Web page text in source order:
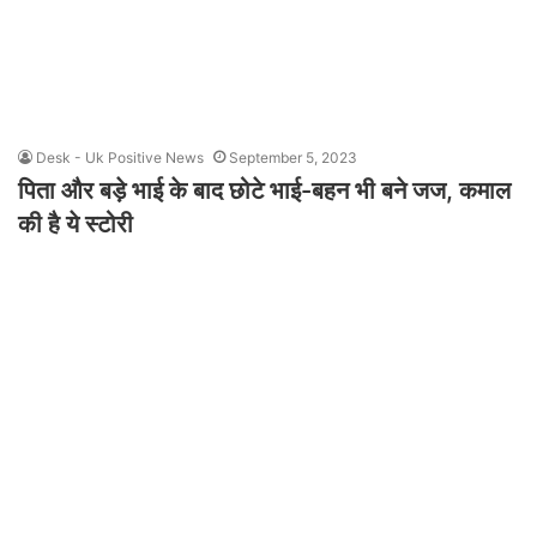
Desk - Uk Positive News September 5, 2023
पिता और बड़े भाई के बाद छोटे भाई-बहन भी बने जज, कमाल
की है ये स्टोरी